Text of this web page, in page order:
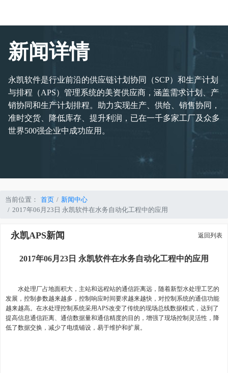
新闻详情
永凯软件是行业前沿的供应链计划协同（SCP）和生产计划
与排程（APS）管理系统的美资供应商，涵盖需求计划、产
销协同和生产计划排程。助力实现生产、供给、销售协同，
准时交货、降低库存、提升利润，已在一千多家工厂及众多
世界500强企业中成功应用。
当前位置： 首页
新闻中心
2017年06月23日 永凯软件在水务自动化工程中的应用
永凯APS新闻 返回列表
2017年06月23日 永凯软件在水务自动化工程中的应用
水处理厂占地面积大，主站和远程站的通信距离远，随着新型水处理工艺的
发展，控制参数越来越多，控制响应时间要求越来越快，对控制系统的通信功能
越来越高。在水处理控制系统采用APS改变了传统的现场总线数据模式，达到了
提高信息通信距离、通信数据量和通信精度的目的，增强了现场控制灵活性，降
低了数据交换，减少了电缆铺设，易于维护和扩展。